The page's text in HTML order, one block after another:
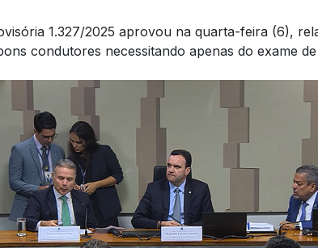
1.327/2025 aprovou na quarta-feira (6),
condutores necessitando apenas do exame